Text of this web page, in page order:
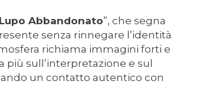
Lupo Abbandonato”, che segna
senza rinnegare l’identità
richiama immagini forti e
sull’interpretazione e sul
un contatto autentico con